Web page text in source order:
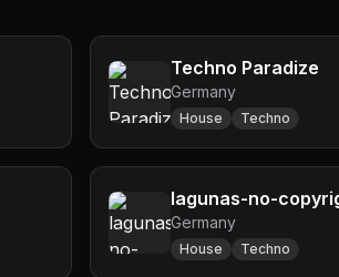
Techno Paradize
Germany
House Techno
lagunas-no-
Germany
House Techno